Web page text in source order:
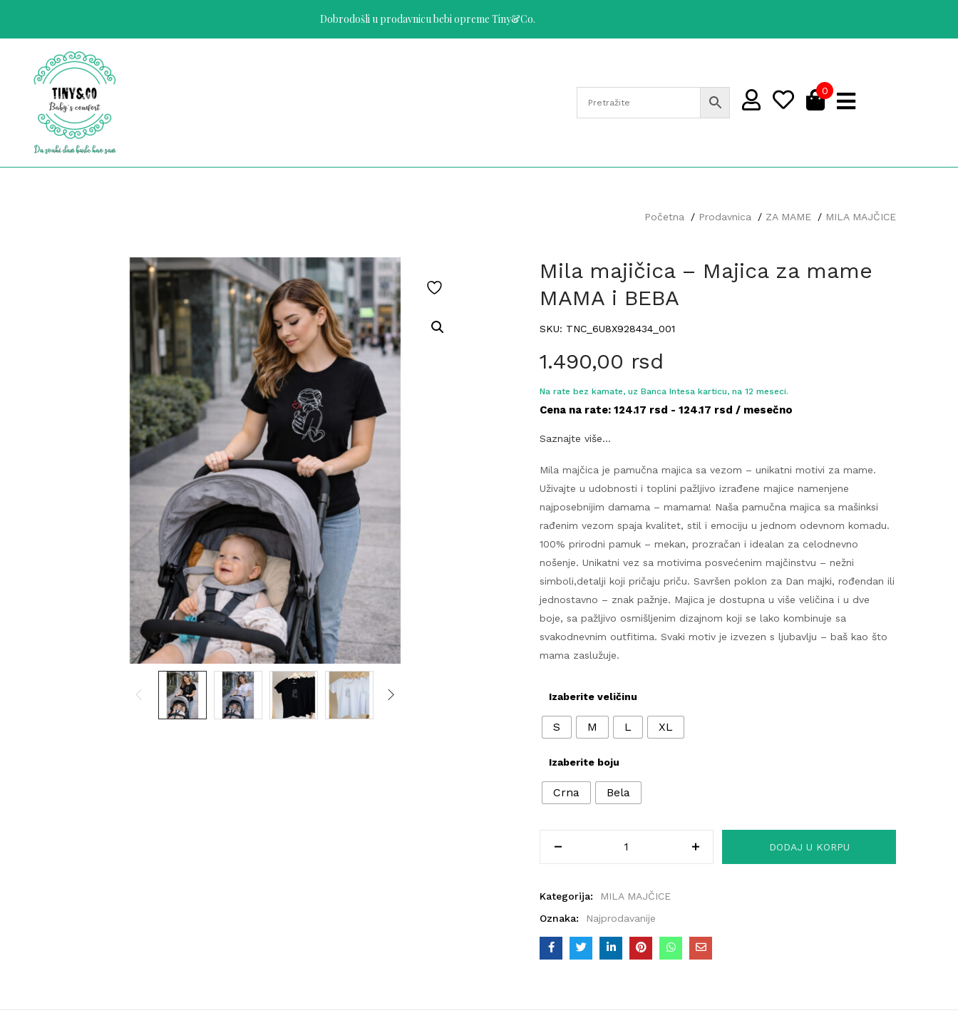
Dobrodošli u prodavnicu bebi opreme Tiny&Co.
0
Početna Prodavnica ZA MAME MILA MAJČICE
Mila majičica – Majica za mame
MAMA i BEBA
SKU: TNC_6U8X928434_001
1.490,00 rsd
Na rate bez kamate, uz Banca Intesa karticu, na 12 meseci.
Cena na rate: 124.17 rsd - 124.17 rsd / mesečno
Saznajte više...
Mila majčica je pamučna majica sa vezom – unikatni motivi za mame.
Uživajte u udobnosti i toplini pažljivo izrađene majice namenjene
najposebnijim damama – mamama! Naša pamučna majica sa mašinksi
rađenim vezom spaja kvalitet, stil i emociju u jednom odevnom komadu.
100% prirodni pamuk – mekan, prozračan i idealan za celodnevno
nošenje. Unikatni vez sa motivima posvećenim majčinstvu – nežni
simboli,detalji koji pričaju priču. Savršen poklon za Dan majki, rođendan ili
jednostavno – znak pažnje. Majica je dostupna u više veličina i u dve
boje, sa pažljivo osmišljenim dizajnom koji se lako kombinuje sa
svakodnevnim outfitima. Svaki motiv je izvezen s ljubavlju – baš kao što
mama zaslužuje.
Izaberite veličinu
S M L XL
Izaberite boju
Crna Bela
DODAJ U KORPU
Kategorija:
MILA MAJČICE
Oznaka:
Najprodavanije